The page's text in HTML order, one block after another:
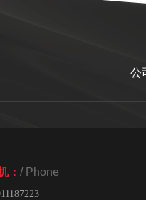
公
： / Phone